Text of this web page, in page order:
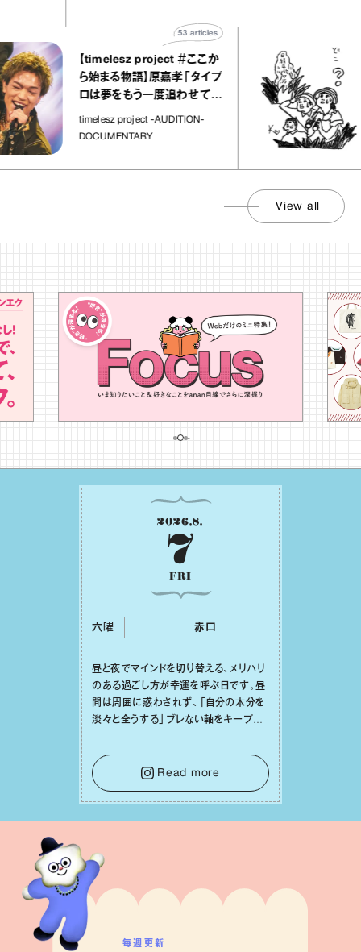
【timelesz project ＃ここか
ら始まる物語】原嘉孝「タイプ
ロは夢をもう一度追わせてく
れた場所」
timelesz project -AUDITION-
DOCUMENTARY
「日
さん
社会
View all
2026.8.
7
FRI
六曜 ⾚⼝
昼と夜でマインドを切り替える、メリハリ
のある過ごし⽅が幸運を呼ぶ⽇です。昼
間は周囲に惑わされず、「⾃分の本分を
淡々と全うする」ブレない軸をキープし
⾔葉に流されないよう、⼼にしっかりブ
レーキをかけること。この意識の切り替
えが、あなたに確かな安⼼感をもたらす
はずです。
Read more
毎週更新